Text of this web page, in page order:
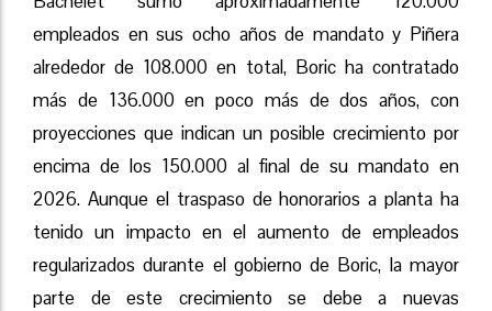
empleados en sus ocho años de mandato y Piñera
alrededor de 108.000 en total, Boric ha contratado
más de 136.000 en poco más de dos años, con
proyecciones que indican un posible crecimiento por
encima de los 150.000 al final de su mandato en
2026. Aunque el traspaso de honorarios a planta ha
tenido un impacto en el aumento de empleados
regularizados durante el gobierno de Boric, la mayor
parte de este crecimiento se debe a nuevas